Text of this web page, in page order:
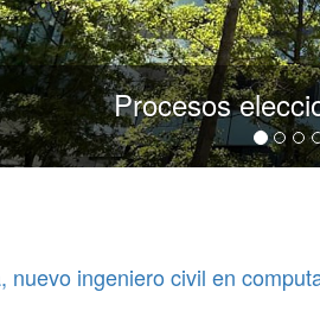
Procesos
nuevo ingeniero civil en